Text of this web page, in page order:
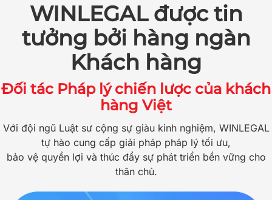
WINLEGAL được tin
tưởng bởi hàng ngàn
Khách hàng
Đối tác Pháp lý chiến lược của khách
hàng Việt
Với đội ngũ Luật sư cộng sự giàu kinh nghiệm, WINLEGAL
tự hào cung cấp giải pháp pháp lý tối ưu,
bảo vệ quyền lợi và thúc đẩy sự phát triển bền vững cho
thân chủ.